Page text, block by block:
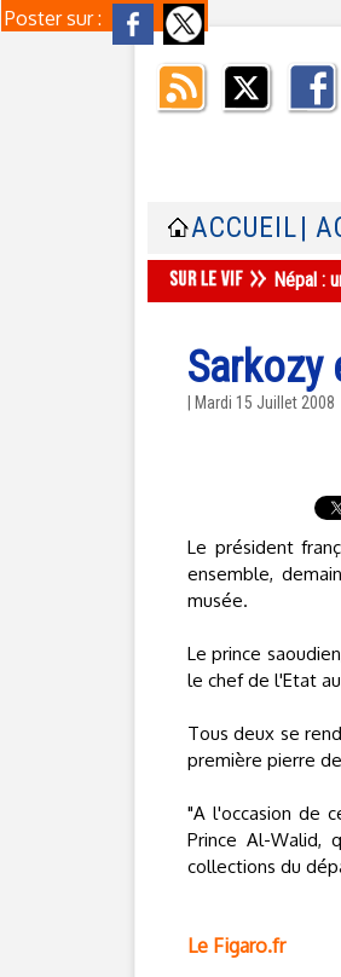
Poster sur :
ACCUEIL |
Népal :
Sarkozy
| Mardi 15 Juillet 2008
Le président
ensemble,
musée.
Le prince
le chef de l'Etat
Tous deux se
première pierre
"A l'occasion de
Prince Al-Walid,
collections du
Le Figaro.fr